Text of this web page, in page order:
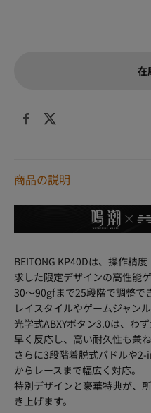
在
商品の説明
BEITONG KP40Dは、操作精
求した限定デザインの高性能
30～90gfまで25段階で調整で
レイスタイルやゲームジャン
光学式ABXYボタン3.0は、わ
早く反応し、高い耐久性も兼ね
さらに3段階着脱式パドルや
からレースまで幅広く対応。
特別デザインと豪華特典が、
き上げます。